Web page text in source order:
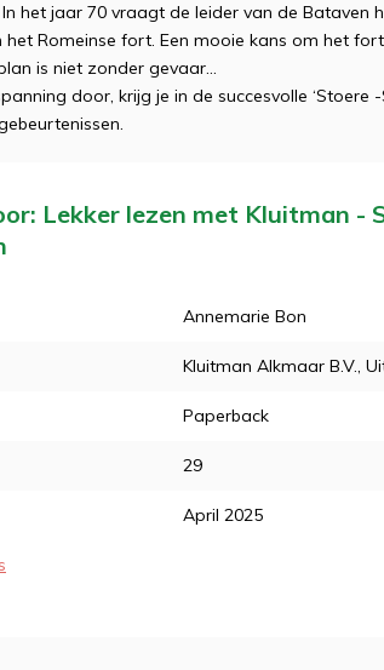
het jaar 70 vraagt de leider van de Bataven
het Romeinse fort. Een mooie kans om het
is niet zonder gevaar…
door, krijg je in de succesvolle ‘Stoere
Lekker lezen met Kluitman -
Annemarie Bon
Kluitman Alkmaar B.V.,
Paperback
29
April 2025